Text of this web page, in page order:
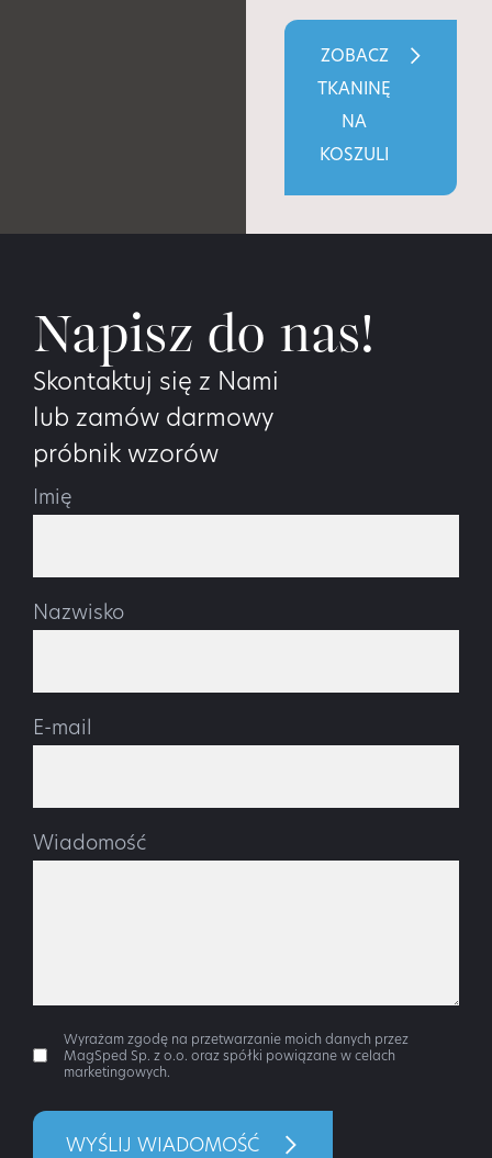
ZOBACZ
TKANINĘ
NA
KOSZULI
Napisz do nas!
Skontaktuj się z Nami
lub zamów darmowy
próbnik wzorów
Imię
Nazwisko
E-mail
Wiadomość
Wyrażam zgodę na przetwarzanie moich danych przez
MagSped Sp. z o.o. oraz spółki powiązane w celach
marketingowych.
WYŚLIJ WIADOMOŚĆ